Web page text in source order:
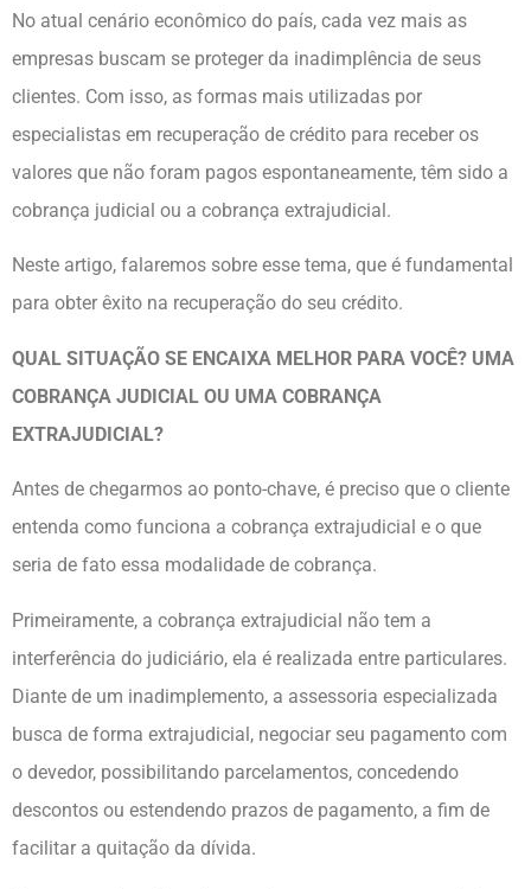
No atual cenário econômico do país, cada vez mais as
empresas buscam se proteger da inadimplência de seus
clientes. Com isso, as formas mais utilizadas por
especialistas em recuperação de crédito para receber os
valores que não foram pagos espontaneamente, têm sido a
cobrança judicial ou a cobrança extrajudicial.
Neste artigo, falaremos sobre esse tema, que é fundamental
para obter êxito na recuperação do seu crédito.
QUAL SITUAÇÃO SE ENCAIXA MELHOR PARA VOCÊ? UMA
COBRANÇA JUDICIAL OU UMA COBRANÇA
EXTRAJUDICIAL?
Antes de chegarmos ao ponto-chave, é preciso que o cliente
entenda como funciona a cobrança extrajudicial e o que
seria de fato essa modalidade de cobrança.
Primeiramente, a cobrança extrajudicial não tem a
interferência do judiciário, ela é realizada entre particulares.
Diante de um inadimplemento, a assessoria especializada
busca de forma extrajudicial, negociar seu pagamento com
o devedor, possibilitando parcelamentos, concedendo
descontos ou estendendo prazos de pagamento, a fim de
facilitar a quitação da dívida.